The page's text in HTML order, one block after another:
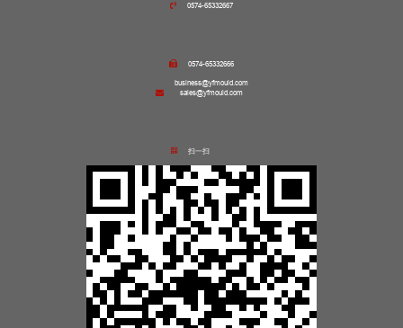
0574-65332667
0574-65332666
business@yfmould.com
sales@yfmould.com
扫一扫